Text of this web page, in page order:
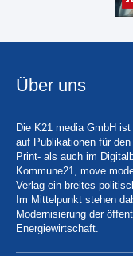
Über uns
Die K21 media GmbH
auf Publikationen für
Print- als auch im
Kommune21, move
Verlag ein breites
Im Mittelpunkt stehen
Modernisierung der
Energiewirtschaft.